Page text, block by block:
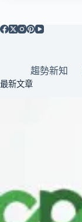
趨勢新知
最新文章